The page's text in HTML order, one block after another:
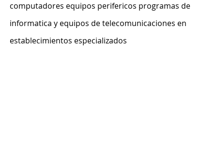
computadores equipos perifericos programas de
informatica y equipos de telecomunicaciones en
establecimientos especializados